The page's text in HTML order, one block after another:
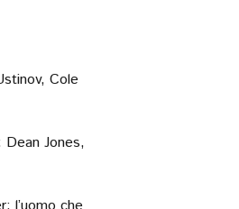
Cole
Jones,